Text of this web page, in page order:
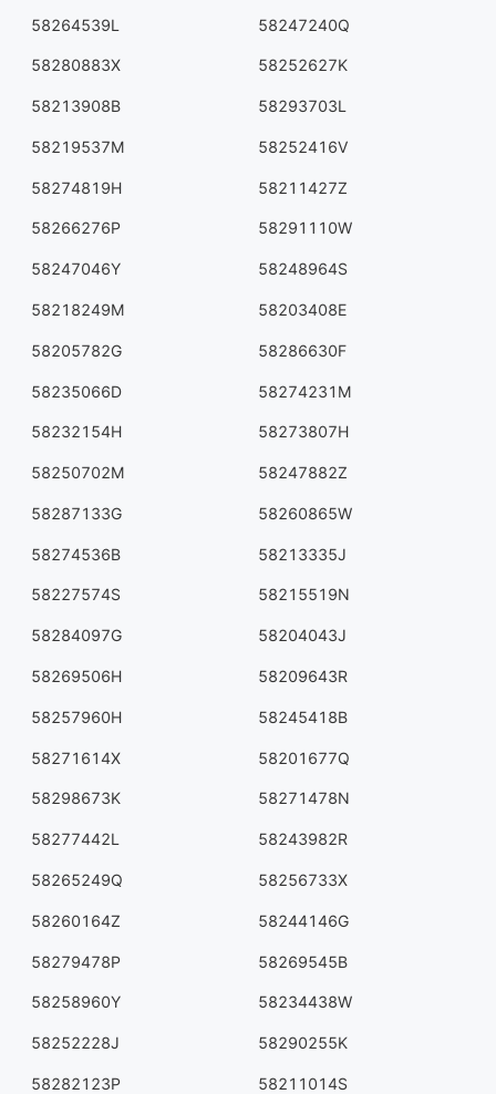
58264539L 58247240Q
58280883X 58252627K
58213908B 58293703L
58219537M 58252416V
58274819H 58211427Z
58266276P 58291110W
58247046Y 58248964S
58218249M 58203408E
58205782G 58286630F
58235066D 58274231M
58232154H 58273807H
58250702M 58247882Z
58287133G 58260865W
58274536B 58213335J
58227574S 58215519N
58284097G 58204043J
58269506H 58209643R
58257960H 58245418B
58271614X 58201677Q
58298673K 58271478N
58277442L 58243982R
58265249Q 58256733X
58260164Z 58244146G
58279478P 58269545B
58258960Y 58234438W
58252228J 58290255K
58282123P 58211014S